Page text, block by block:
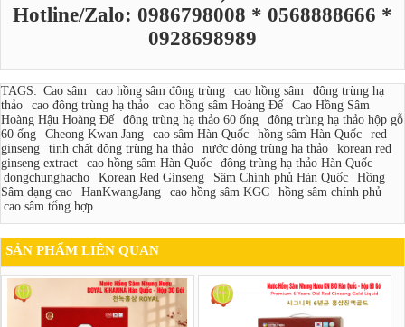
Hotline/Zalo: 0986798008 * 0568888666 *
0928698989
TAGS: Cao sâm cao hồng sâm đông trùng cao hồng sâm
đông trùng hạ
thảo
cao đông trùng hạ thảo cao hồng sâm Hoàng Đế
Cao Hồng Sâm
Hoàng Hậu Hoàng Đế
đông trùng hạ thảo 60 ống
đông trùng hạ thảo hộp gỗ
60 ống
Cheong Kwan Jang cao sâm Hàn Quốc hồng sâm Hàn Quốc
red
ginseng
tinh chất đông trùng hạ thảo nước đông trùng hạ thảo
korean red
ginseng extract
cao hồng sâm Hàn Quốc
đông trùng hạ thảo Hàn Quốc
dongchunghacho
Korean Red Ginseng Sâm Chính phủ Hàn Quốc
Hồng
Sâm dạng cao
HanKwangJang cao hồng sâm KGC
hồng sâm chính phủ
cao sâm tổng hợp
SẢN PHẨM LIÊN QUAN